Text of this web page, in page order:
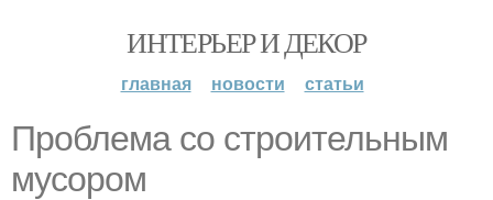
ИНТЕРЬЕР И ДЕКОР
главная новости статьи
Проблема со строительным
мусором